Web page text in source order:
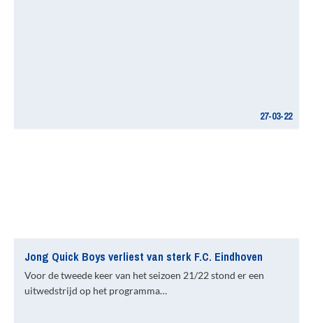
27-03-22
Jong Quick Boys verliest van sterk F.C. Eindhoven
Voor de tweede keer van het seizoen 21/22 stond er een
uitwedstrijd op het programma…